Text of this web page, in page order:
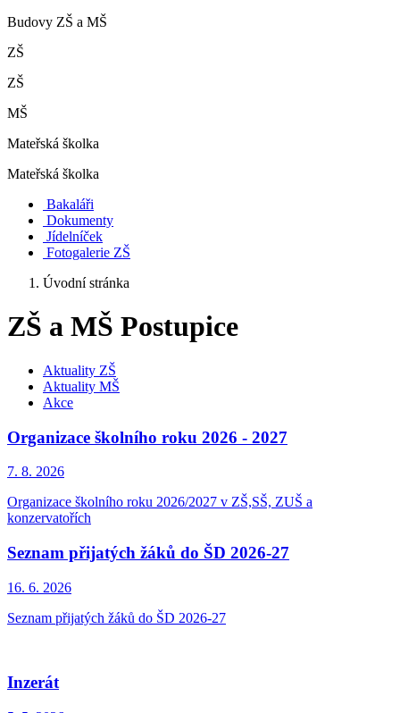
Budovy ZŠ a MŠ
ZŠ
ZŠ
MŠ
Mateřská školka
Mateřská školka
Bakaláři
Dokumenty
Jídelníček
Fotogalerie ZŠ
Úvodní stránka
ZŠ a MŠ Postupice
Aktuality ZŠ
Aktuality MŠ
Akce
Organizace školního roku 2026 - 2027
7. 8. 2026
Organizace školního roku 2026/2027 v ZŠ,SŠ, ZUŠ a
konzervatořích
Seznam přijatých žáků do ŠD 2026-27
16. 6. 2026
Seznam přijatých žáků do ŠD 2026-27
Inzerát